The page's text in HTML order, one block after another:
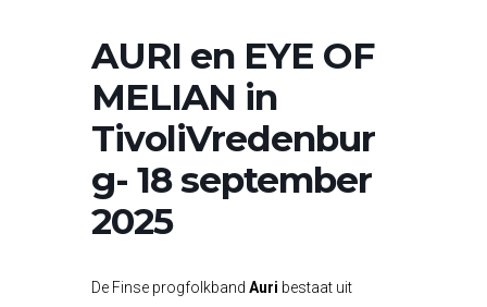
AURI en EYE OF
MELIAN in
TivoliVredenbur
g- 18 september
2025
De Finse progfolkband Auri bestaat uit